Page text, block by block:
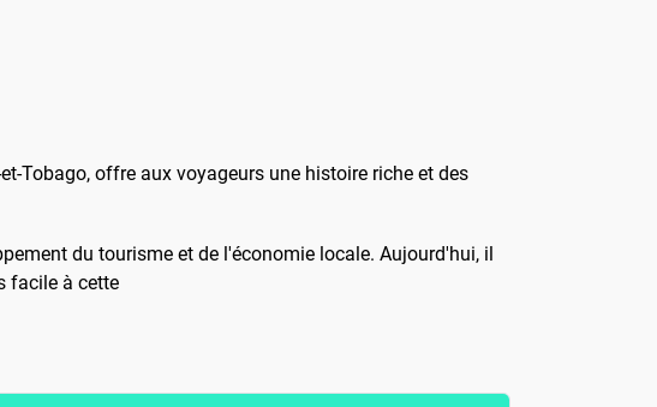
Tobago, offre aux voyageurs une histoire riche et des
du tourisme et de l'économie locale. Aujourd'hui, il
facile à cette